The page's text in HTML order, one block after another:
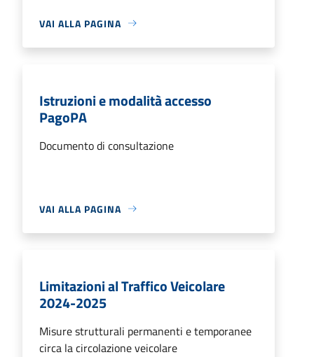
VAI ALLA PAGINA
Istruzioni e modalità accesso
PagoPA
Documento di consultazione
VAI ALLA PAGINA
Limitazioni al Traffico Veicolare
2024-2025
Misure strutturali permanenti e temporanee
circa la circolazione veicolare